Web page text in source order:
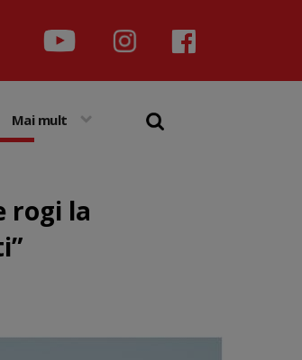
Mai mult
rogi la